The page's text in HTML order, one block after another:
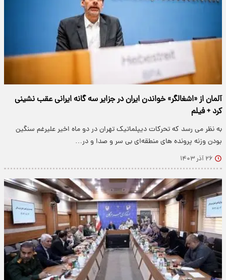
آلمان از «اشغالگر» خواندن ایران در جزایر سه گانه ایرانی عقب نشینی
کرد + فیلم
به نظر می رسد که تحرکات دیپلماتیک تهران در دو ماه اخیر علیرغم سنگین
بودن وزنه پرونده های منطقه‌ای بی سر و صدا و در…
۲۶ آذر ۱۴۰۳